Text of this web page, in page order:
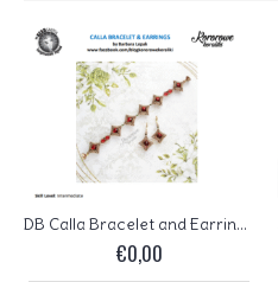
DB Calla Bracelet and Earrings by Barbara Lepak, gratis patroon bij GemDuo, Miyuki Delica’s, of Rivoli 12 mm:
€0,00